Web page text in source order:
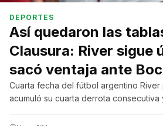
DEPORTES
Así quedaron las
Clausura: River sigue
sacó ventaja ante
Cuarta fecha del fútbol argentino River
acumuló su cuarta derrota consecutiva